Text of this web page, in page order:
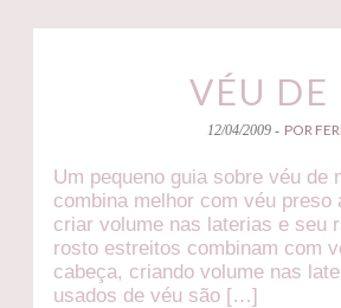
VÉU DE
12/04/2009 - POR
Um pequeno guia sobre véu
combina melhor com véu
criar volume nas laterias e seu
rosto estreitos combinam com
cabeça, criando volume nas
usados de véu são […]